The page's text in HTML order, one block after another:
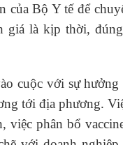
của Bộ Y tế để
giá là kịp thời,
cuộc với sự
tới địa phương.
việc phân bổ